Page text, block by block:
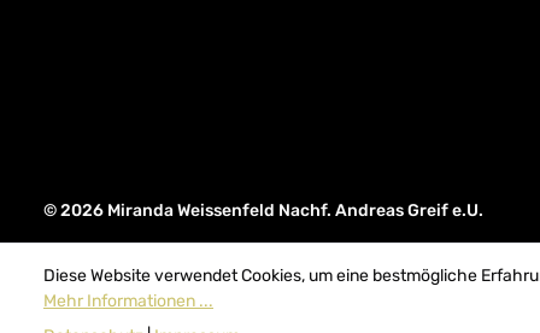
© 2026 Miranda Weissenfeld Nachf. Andreas Greif e.U.
Diese Website verwendet Cookies, um eine bestmögliche
Mehr Informationen ...